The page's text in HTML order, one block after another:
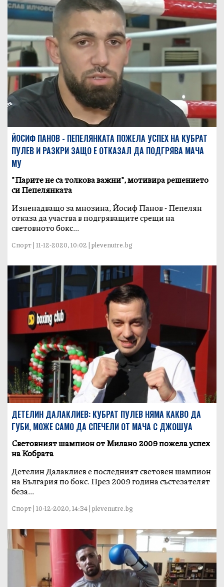
ЙОСИФ ПАНОВ - ПЕПЕЛЯНКАТА ПОЖЕЛА УСПЕХ НА КУБРАТ
ПУЛЕВ И РАЗКРИ ЗАЩО Е ОТКАЗАЛ ДА ПОДГРЯВА МАЧА
МУ
"Парите не са толкова важни", мотивира решението
си Пепелянката
Изненадващо за мнозина, Йосиф Панов - Пепелян
отказа да участва в подгряващите срещи на
световното бокс...
Спорт | 11-12-2020, 10:02 | plevenutre.bg
ДЕТЕЛИН ДАЛАКЛИЕВ: КУБРАТ ПУЛЕВ НЯМА КАКВО ДА
ГУБИ, МОЖЕ САМО ДА СПЕЧЕЛИ ОТ МАЧА С ДЖОШУА
Световният шампион от Милано 2009 пожела успех
на Кобрата
Детелин Далаклиев е последният световен шампион
на България по бокс. През 2009 година състезателят
беза...
Спорт | 10-12-2020, 14:34 | plevenutre.bg